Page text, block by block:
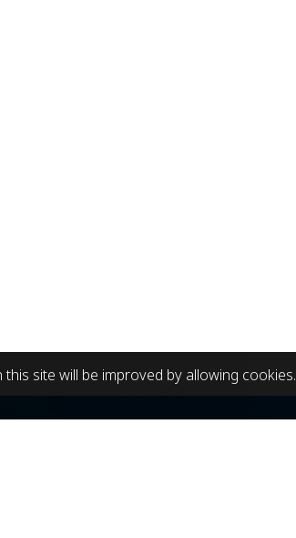
site will be improved by allowing cookies.